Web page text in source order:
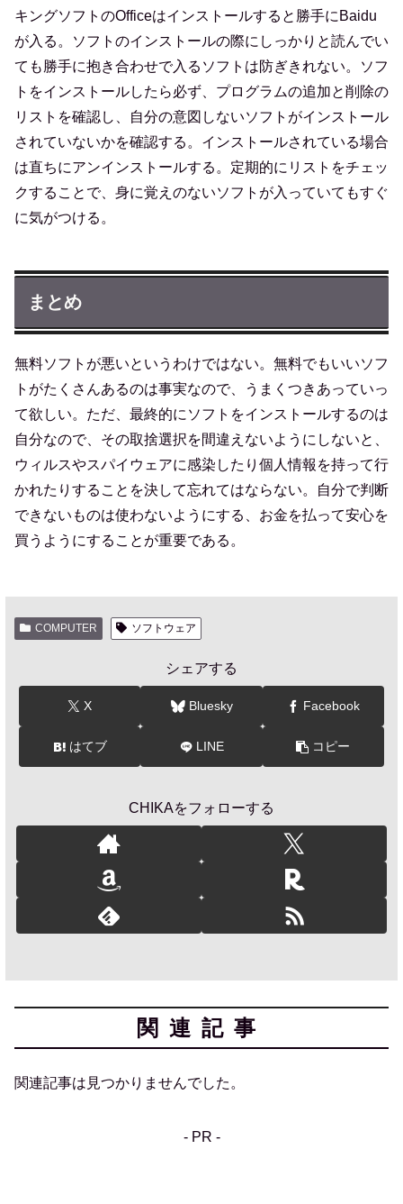
キングソフトのOfficeはインストールすると勝手にBaidu
が入る。ソフトのインストールの際にしっかりと読んでい
ても勝手に抱き合わせで入るソフトは防ぎきれない。ソフ
トをインストールしたら必ず、プログラムの追加と削除の
リストを確認し、自分の意図しないソフトがインストール
されていないかを確認する。インストールされている場合
は直ちにアンインストールする。定期的にリストをチェッ
クすることで、身に覚えのないソフトが入っていてもすぐ
に気がつける。
まとめ
無料ソフトが悪いというわけではない。無料でもいいソフ
トがたくさんあるのは事実なので、うまくつきあっていっ
て欲しい。ただ、最終的にソフトをインストールするのは
自分なので、その取捨選択を間違えないようにしないと、
ウィルスやスパイウェアに感染したり個人情報を持って行
かれたりすることを決して忘れてはならない。自分で判断
できないものは使わないようにする、お金を払って安心を
買うようにすることが重要である。
COMPUTER ソフトウェア
シェアする
X Bluesky Facebook
はてブ LINE コピー
CHIKAをフォローする
関連記事
関連記事は見つかりませんでした。
- PR -